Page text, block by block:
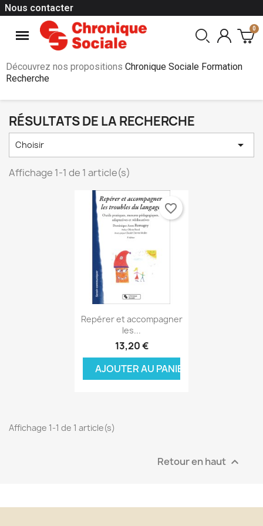
Nous contacter
Découvrez nos propositions Chronique Sociale Formation
Recherche
RÉSULTATS DE LA RECHERCHE
Choisir 
Affichage 1-1 de 1 article(s)
Aperçu rapide
Repérer et accompagner
les...
13,20 €
AJOUTER AU PANIER
favorite_border
Affichage 1-1 de 1 article(s)
Retour en haut 